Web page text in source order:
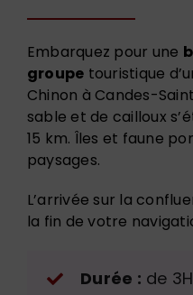
Embarquez pour une
groupe touristique
Chinon à Candes-
sable et de cailloux
15 km. Îles et faune
paysages.
L’arrivée sur la
la fin de votre
Durée : de